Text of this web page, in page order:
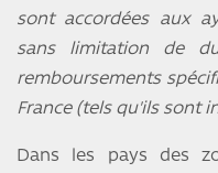
sont accordées aux
sans limitation de
remboursements
France (tels qu'ils sont
Dans les pays des